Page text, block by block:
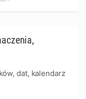
dat, kalendarz